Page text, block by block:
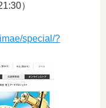
）
special/?